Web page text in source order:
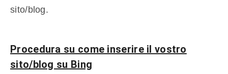
sito/blog.
Procedura su come inserire il vostro
sito/blog su Bing